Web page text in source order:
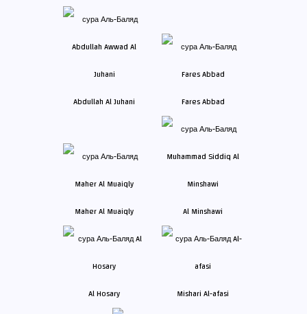
Abdullah Al Juhani Fares Abbad
Maher Al Muaiqly Al Minshawi
Al Hosary Mishari Al-afasi